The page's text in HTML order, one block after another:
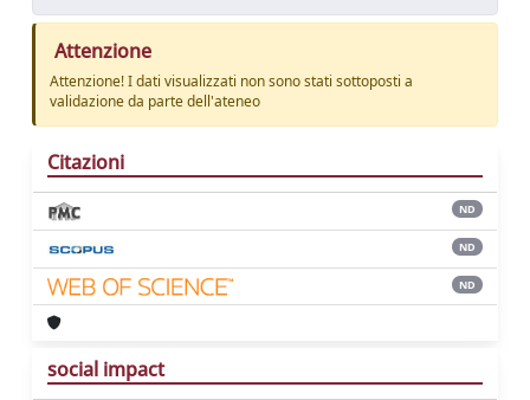
Attenzione
Attenzione! I dati visualizzati non sono stati sottoposti a
validazione da parte dell'ateneo
Citazioni
ND
ND
ND
social impact